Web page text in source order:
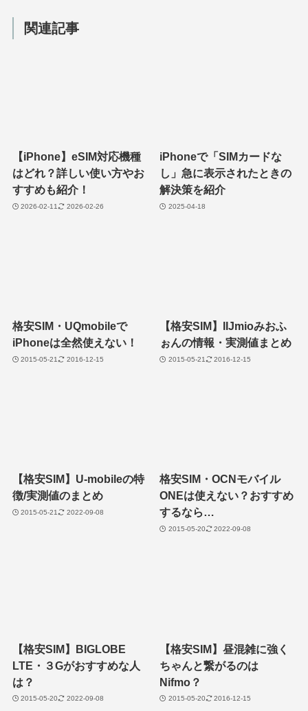
関連記事
【iPhone】eSIM対応機種
はどれ？詳しい使い方やお
すすめも紹介！
2026-02-11 2026-02-26
iPhoneで「SIMカードな
し」急に表示されたときの
解決策を紹介
2025-04-18
格安SIM・UQmobileで
iPhoneは全然使えない！
2015-05-21 2016-12-15
【格安SIM】IIJmioみおふ
ぉんの情報・実測値まとめ
2015-05-21 2016-12-15
【格安SIM】U-mobileの特
徴/実測値のまとめ
2015-05-21 2022-09-08
格安SIM・OCNモバイル
ONEは使えない？おすすめ
するなら…
2015-05-20 2022-09-08
【格安SIM】BIGLOBE
LTE・３Gがおすすめな人
は？
2015-05-20 2022-09-08
【格安SIM】昼混雑に強く
ちゃんと繋がるのは
Nifmo？
2015-05-20 2016-12-15